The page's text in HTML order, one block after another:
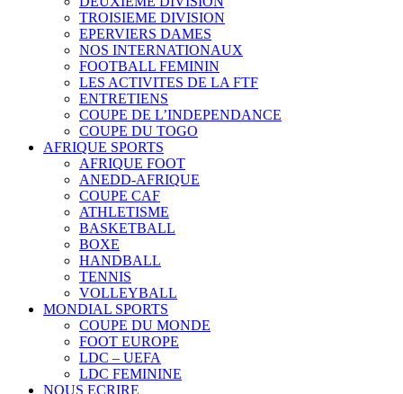
TROISIEME DIVISION
EPERVIERS DAMES
NOS INTERNATIONAUX
FOOTBALL FEMININ
LES ACTIVITES DE LA FTF
ENTRETIENS
COUPE DE L’INDEPENDANCE
COUPE DU TOGO
AFRIQUE SPORTS
AFRIQUE FOOT
ANEDD-AFRIQUE
COUPE CAF
ATHLETISME
BASKETBALL
BOXE
HANDBALL
TENNIS
VOLLEYBALL
MONDIAL SPORTS
COUPE DU MONDE
FOOT EUROPE
LDC – UEFA
LDC FEMININE
NOUS ECRIRE